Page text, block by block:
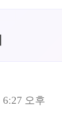
6:27 오후